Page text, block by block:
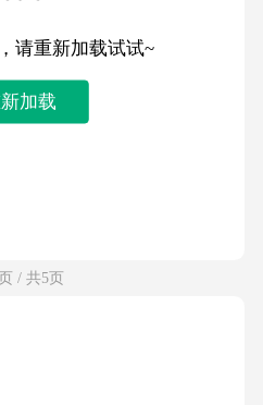
请重新加载试试~
加载
/ 共5页